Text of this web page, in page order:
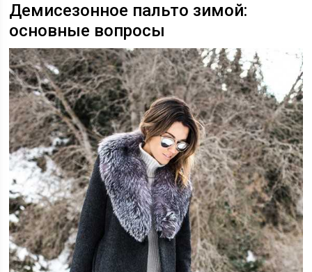
Демисезонное пальто зимой:
основные вопросы